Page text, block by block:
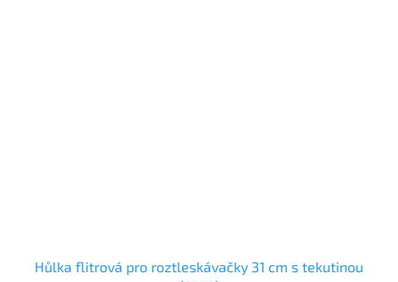
Hůlka flitrová pro roztleskávačky 31 cm s tekutinou